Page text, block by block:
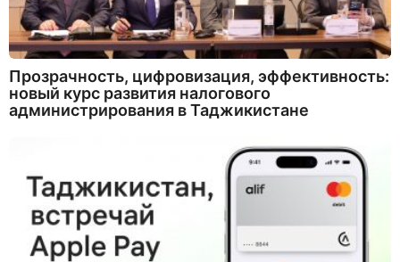
Прозрачность, цифровизация, эффективность:
новый курс развития налогового
администрирования в Таджикистане